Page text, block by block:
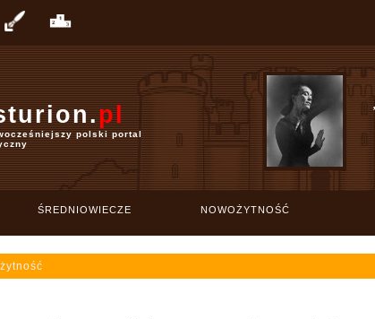
pl
polski portal
ŚREDNIOWIECZE NOWOŻYTNOŚĆ